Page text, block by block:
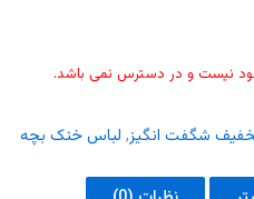
نیست و در دسترس نمی باشد.
شگفت انگیز, لباس خنک بچه